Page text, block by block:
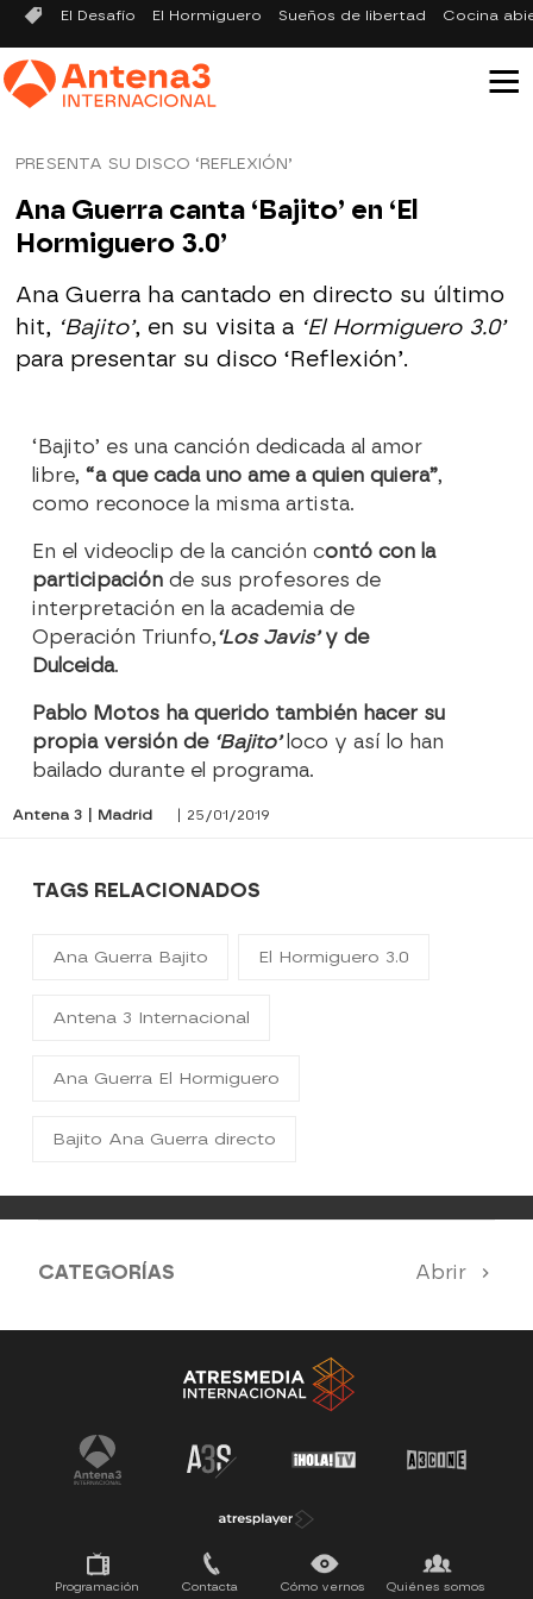
El Desafío El Hormiguero Sueños de libertad Cocina
PRESENTA SU DISCO ‘REFLEXIÓN’
Ana Guerra canta ‘Bajito’ en ‘El
Hormiguero 3.0’
Ana Guerra ha cantado en directo su último
hit,‘Bajito’, en su visita a ‘El Hormiguero 3.0’
para presentar su disco ‘Reflexión’.
‘Bajito’ es una canción dedicada al amor
libre,“a que cada uno ame a quien quiera”,
como reconoce la misma artista.
En el videoclip de la canción contó con la
participaciónde sus profesores de
interpretación en la academia de
Operación Triunfo,‘Los Javis’y de
Dulceida.
Pablo Motos ha querido también hacer su
propia versión de ‘Bajito’loco y así lo han
bailado durante el programa.
Antena 3 | Madrid | 25/01/2019
TAGS RELACIONADOS
Ana Guerra Bajito El Hormiguero 3.0
Antena 3 Internacional
Ana Guerra El Hormiguero
Bajito Ana Guerra directo
CATEGORÍAS Abrir
Antena 3 Noticias El Hormiguero
Tu cara me suena Pasapalabra
Programación Contacta Cómo vernos Quiénes somos